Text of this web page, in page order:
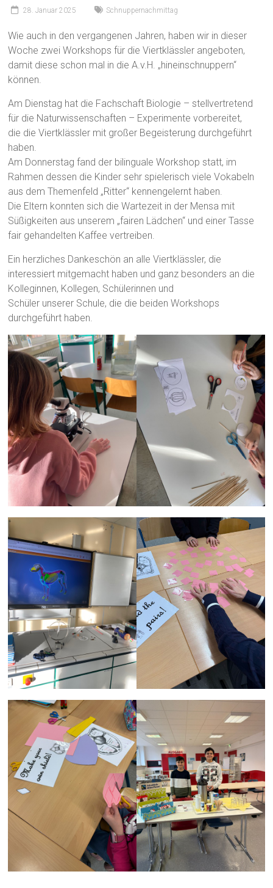
28. Januar 2025 Schnuppernachmittag
Wie auch in den vergangenen Jahren, haben wir in dieser
Woche zwei Workshops für die Viertklässler angeboten,
damit diese schon mal in die A.v.H. „hineinschnuppern“
können.
Am Dienstag hat die Fachschaft Biologie – stellvertretend
für die Naturwissenschaften – Experimente vorbereitet,
die die Viertklässler mit großer Begeisterung durchgeführt
haben.
Am Donnerstag fand der bilinguale Workshop statt, im
Rahmen dessen die Kinder sehr spielerisch viele Vokabeln
aus dem Themenfeld „Ritter“ kennengelernt haben.
Die Eltern konnten sich die Wartezeit in der Mensa mit
Süßigkeiten aus unserem „fairen Lädchen“ und einer Tasse
fair gehandelten Kaffee vertreiben.
Ein herzliches Dankeschön an alle Viertklässler, die
interessiert mitgemacht haben und ganz besonders an die
Kolleginnen, Kollegen, Schülerinnen und
Schüler unserer Schule, die die beiden Workshops
durchgeführt haben.